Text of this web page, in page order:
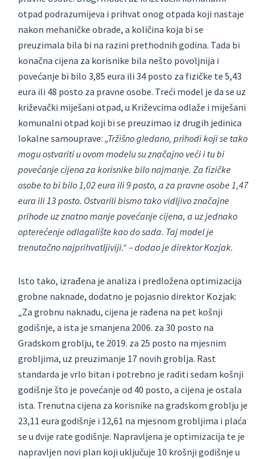
otpad podrazumijeva i prihvat onog otpada koji nastaje
nakon mehaničke obrade, a količina koja bi se
preuzimala bila bi na razini prethodnih godina. Tada bi
konačna cijena za korisnike bila nešto povoljnija i
povećanje bi bilo 3,85 eura ili 34 posto za fizičke te 5,43
eura ili 48 posto za pravne osobe. Treći model je da se uz
križevački miješani otpad, u Križevcima odlaže i miješani
komunalni otpad koji bi se preuzimao iz drugih jedinica
lokalne samouprave: „Tržišno gledano, prihodi koji se tako
mogu ostvariti u ovom modelu su značajno veći i tu bi
povećanje cijena za korisnike bilo najmanje. Za fizičke
osobe to bi bilo 1,02 eura ili 9 posto, a za pravne osobe 1,47
eura ili 13 posto. Ostvarili bismo tako vidljivo značajne
prihode uz znatno manje povećanje cijena, a uz jednako
opterećenje odlagalište kao do sada. Taj model je
trenutačno najprihvatljiviji.“ – dodao je direktor Kozjak.
Isto tako, izrađena je analiza i predložena optimizacija
grobne naknade, dodatno je pojasnio direktor Kozjak:
„Za grobnu naknadu, cijena je rađena na pet košnji
godišnje, a ista je smanjena 2006. za 30 posto na
Gradskom groblju, te 2019. za 25 posto na mjesnim
grobljima, uz preuzimanje 17 novih groblja. Rast
standarda je vrlo bitan i potrebno je raditi sedam košnji
godišnje što je povećanje od 40 posto, a cijena je ostala
ista. Trenutna cijena za korisnike na gradskom groblju je
23,11 eura godišnje i 12,61 na mjesnom grobljima i plaća
se u dvije rate godišnje. Napravljena je optimizacija te je
napravljen novi plan koji uključuje 10 krošnji godišnje u